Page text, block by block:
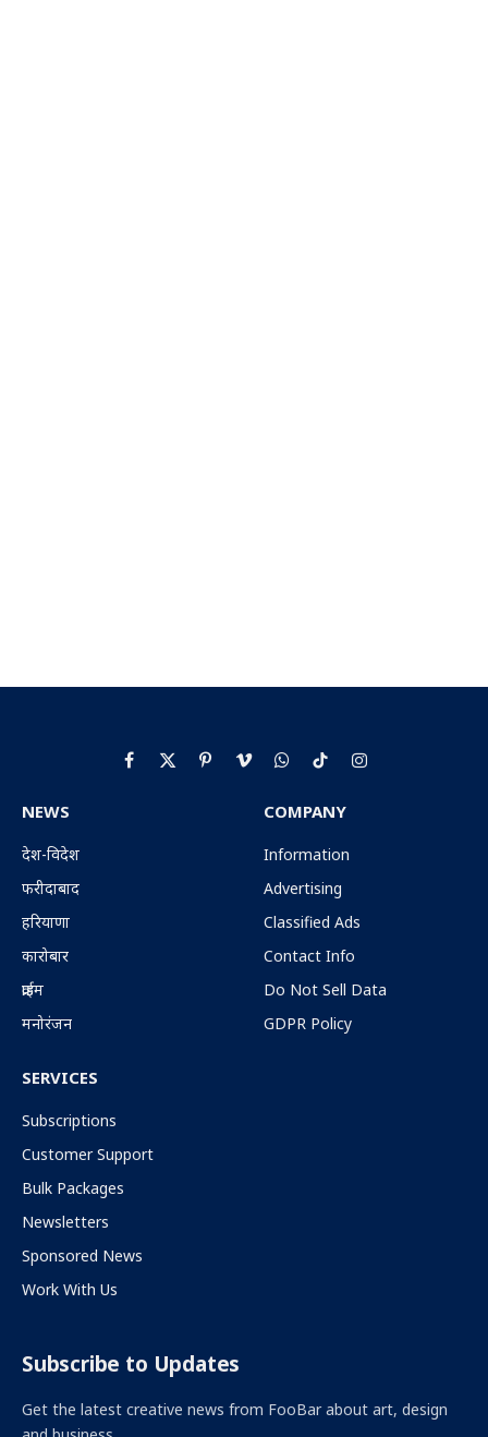
Facebook
X
PinterestVimeoWhatsApp
TikTokInstagram
NEWS
देश-विदेश
फरीदाबाद
हरियाणा
कारोबार
क्राईम
मनोरंजन
COMPANY
Information
Advertising
Classified Ads
Contact Info
Do Not Sell Data
GDPR Policy
SERVICES
Subscriptions
Customer Support
Bulk Packages
Newsletters
Sponsored News
Work With Us
Subscribe to Updates
Get the latest creative news from FooBar about art, design